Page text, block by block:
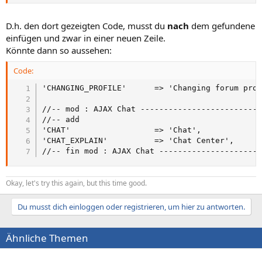
D.h. den dort gezeigten Code, musst du nach dem gefundene
einfügen und zwar in einer neuen Zeile.
Könnte dann so aussehen:
Code:
'CHANGING_PROFILE'		=> 'Changing forum profile settings',
//-- mod : AJAX Chat
//-- add
'CHAT'					=> 'Chat',
'CHAT_EXPLAIN'			=> 'Chat Center',
//-- fin mod : AJAX Chat
Okay, let's try this again, but this time good.
Du musst dich einloggen oder registrieren, um hier zu antworten.
Ähnliche Themen